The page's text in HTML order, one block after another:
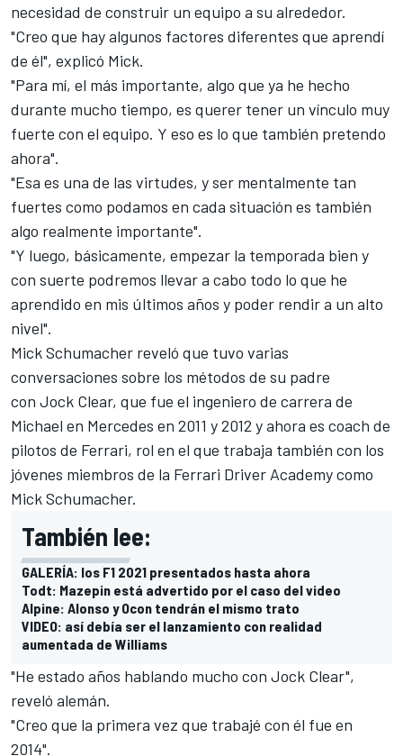
necesidad de construir un equipo a su alrededor.
"Creo que hay algunos factores diferentes que aprendí
de él", explicó Mick.
"Para mí, el más importante, algo que ya he hecho
durante mucho tiempo, es querer tener un vínculo muy
fuerte con el equipo. Y eso es lo que también pretendo
ahora".
"Esa es una de las virtudes, y ser mentalmente tan
fuertes como podamos en cada situación es también
algo realmente importante".
"Y luego, básicamente, empezar la temporada bien y
con suerte podremos llevar a cabo todo lo que he
aprendido en mis últimos años y poder rendir a un alto
nivel".
Mick Schumacher reveló que tuvo varias
conversaciones sobre los métodos de su padre
con Jock Clear, que fue el ingeniero de carrera de
Michael en Mercedes en 2011 y 2012 y ahora es coach de
pilotos de Ferrari, rol en el que trabaja también con los
jóvenes miembros de la Ferrari Driver Academy como
Mick Schumacher.
También lee:
GALERÍA: los F1 2021 presentados hasta ahora
Todt: Mazepin está advertido por el caso del video
Alpine: Alonso y Ocon tendrán el mismo trato
VIDEO: así debía ser el lanzamiento con realidad
aumentada de Williams
"He estado años hablando mucho con Jock Clear",
reveló alemán.
"Creo que la primera vez que trabajé con él fue en
2014".